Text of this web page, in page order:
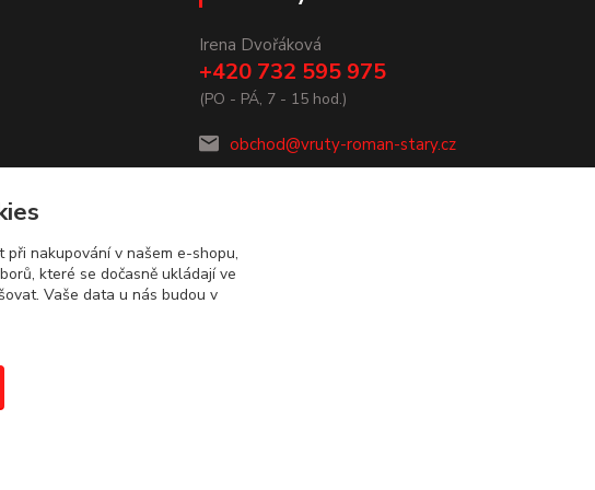
Irena Dvořáková
+420 732 595 975
(PO - PÁ, 7 - 15 hod.)
obchod@vruty-roman-stary.cz
nakupování v našem e-shopu,
které se dočasně ukládají ve
Vaše data u nás budou v